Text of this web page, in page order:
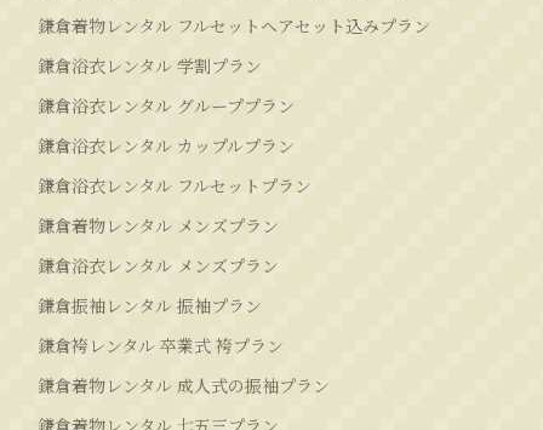
鎌倉着物レンタル フルセットヘアセット込みプラン
鎌倉浴衣レンタル 学割プラン
鎌倉浴衣レンタル グループプラン
鎌倉浴衣レンタル カップルプラン
鎌倉浴衣レンタル フルセットプラン
鎌倉着物レンタル メンズプラン
鎌倉浴衣レンタル メンズプラン
鎌倉振袖レンタル 振袖プラン
鎌倉袴レンタル 卒業式 袴プラン
鎌倉着物レンタル 成人式の振袖プラン